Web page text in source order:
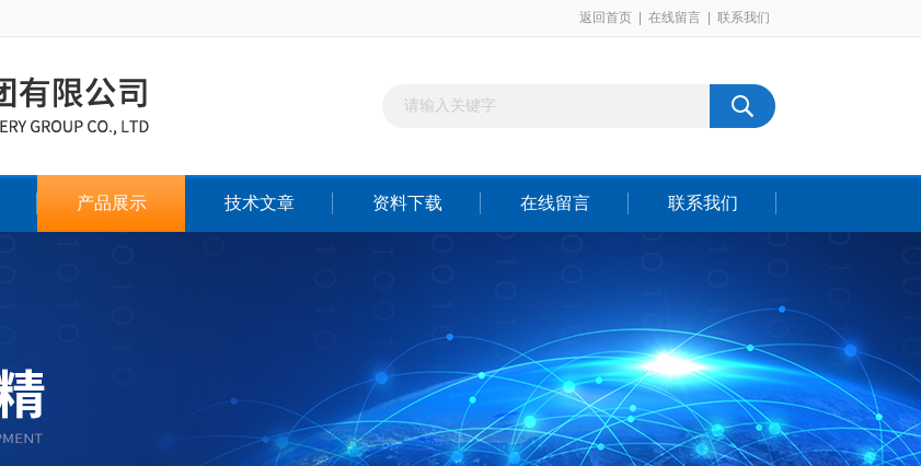
返回首页 在线留言 联系我们
产品展示 技术文章 资料下载 在线留言 联系我们